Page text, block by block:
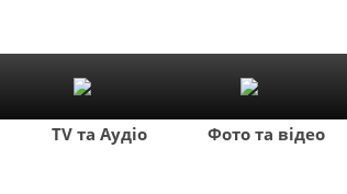
TV та Аудіо Фото та відео